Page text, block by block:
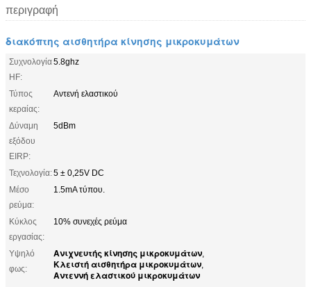
περιγραφή
διακόπτης αισθητήρα κίνησης μικροκυμάτων
Συχνολογία
HF:
5.8ghz
Τύπος
κεραίας:
Αντενή ελαστικού
Δύναμη
εξόδου
EIRP:
5dBm
Τεχνολογία:5 ± 0,25V DC
Μέσο
ρεύμα:
1.5mA τύπου.
Κύκλος
εργασίας:
10% συνεχές ρεύμα
Υψηλό
φως:
Ανιχνευτής κίνησης μικροκυμάτων,
Κλειστή αισθητήρα μικροκυμάτων,
Αντεννή ελαστικού μικροκυμάτων